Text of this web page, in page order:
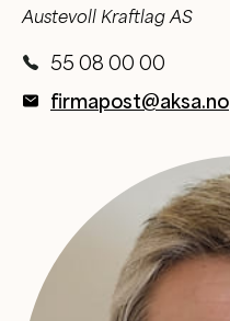
Austevoll Kraftlag AS
55 08 00 00
firmapost@aksa.no